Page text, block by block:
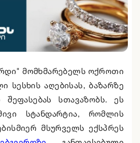
მომხმარებელს ოქროთი
სესხის აღებისას, ბაზარზე
სთავაზობს. ეს
სტანდარტია, რომლის
მსურველს ექსპრეს